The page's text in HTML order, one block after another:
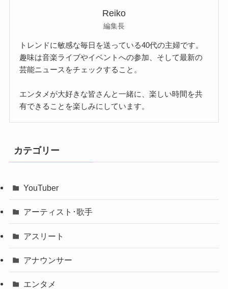
Reiko
編集長
トレンドに敏感な毎日を送っている40代の主婦です。
趣味は音楽ライブやイベントへの参加、そして最新の
芸能ニュースをチェックすること。
エンタメが大好きな皆さんと一緒に、楽しい時間を共
有できることを楽しみにしています。
カテゴリー
YouTuber
アーティスト･歌手
アスリート
アナウンサー
エンタメ